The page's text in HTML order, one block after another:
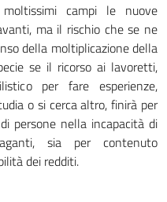
campi le nuove
ma il rischio che se ne
della moltiplicazione della
se il ricorso ai lavoretti,
per fare esperienze,
o si cerca altro, finirà per
persone nella incapacità di
sia per contenuto
dei redditi.